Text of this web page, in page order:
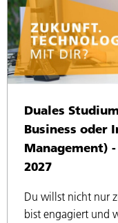
Duales
Business oder
Management)
2027
Du willst nicht nur
bist engagiert und